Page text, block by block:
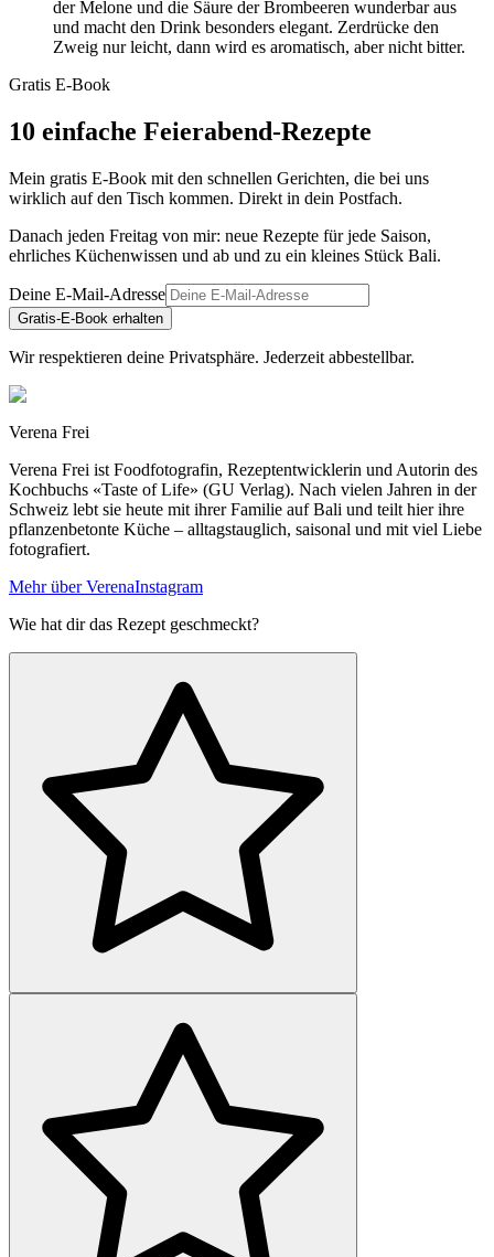
der Melone und die Säure der Brombeeren wunderbar aus
und macht den Drink besonders elegant. Zerdrücke den
Zweig nur leicht, dann wird es aromatisch, aber nicht bitter.
Gratis E-Book
10 einfache Feierabend-Rezepte
Mein gratis E-Book mit den schnellen Gerichten, die bei uns
wirklich auf den Tisch kommen. Direkt in dein Postfach.
Danach jeden Freitag von mir: neue Rezepte für jede Saison,
ehrliches Küchenwissen und ab und zu ein kleines Stück Bali.
Deine E-Mail-Adresse
Gratis-E-Book erhalten
Wir respektieren deine Privatsphäre. Jederzeit abbestellbar.
Verena Frei
Verena Frei ist Foodfotografin, Rezeptentwicklerin und Autorin des
Kochbuchs «Taste of Life» (GU Verlag). Nach vielen Jahren in der
Schweiz lebt sie heute mit ihrer Familie auf Bali und teilt hier ihre
pflanzenbetonte Küche – alltagstauglich, saisonal und mit viel Liebe
fotografiert.
Mehr über VerenaInstagram
Wie hat dir das Rezept geschmeckt?